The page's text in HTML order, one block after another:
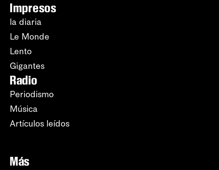
Impresos
la diaria
Le Monde
Lento
Gigantes
Radio
Periodismo
Música
Artículos leídos
Más